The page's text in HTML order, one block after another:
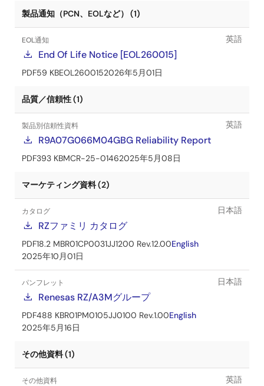
製品通知（PCN、EOLなど） (1)
EOL通知 英語
End Of Life Notice [EOL260015]
PDF59 KBEOL2600152026年5月01日
品質／信頼性 (1)
製品別信頼性資料 英語
R9A07G066M04GBG Reliability Report
PDF393 KBMCR-25-01462025年5月08日
マーケティング資料 (2)
カタログ 日本語
RZファミリ カタログ
PDF18.2 MBR01CP0031JJ1200 Rev.12.00English
2025年10月01日
パンフレット 日本語
Renesas RZ/A3Mグループ
PDF488 KBR01PM0105JJ0100 Rev.1.00English
2025年5月16日
その他資料 (1)
その他資料 英語